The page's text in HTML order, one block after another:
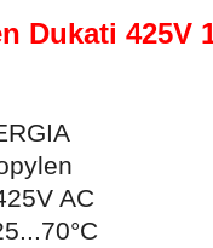
Dukati
AC